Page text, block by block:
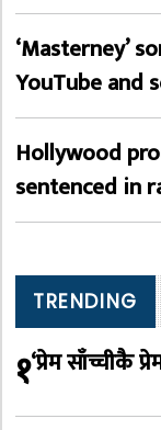
‘Masterney’
YouTube and
Hollywood
sentenced in
TRENDING
१‘प्रेम साँच्चीकै